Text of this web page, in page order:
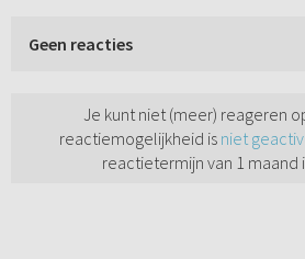
Geen reacties
Je kunt niet (meer) reageren
reactiemogelijkheid is niet
reactietermijn van 1 maand